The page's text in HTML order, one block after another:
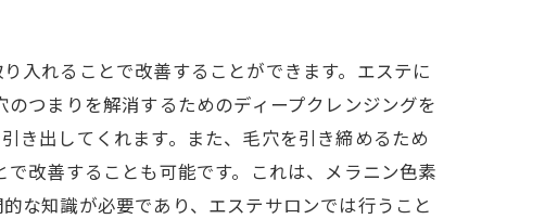
入れることで改善することができます。エステに
つまりを解消するためのディープクレンジングを
き出してくれます。また、毛穴を引き締めるため
改善することも可能です。これは、メラニン色素
な知識が必要であり、エステサロンでは行うこと